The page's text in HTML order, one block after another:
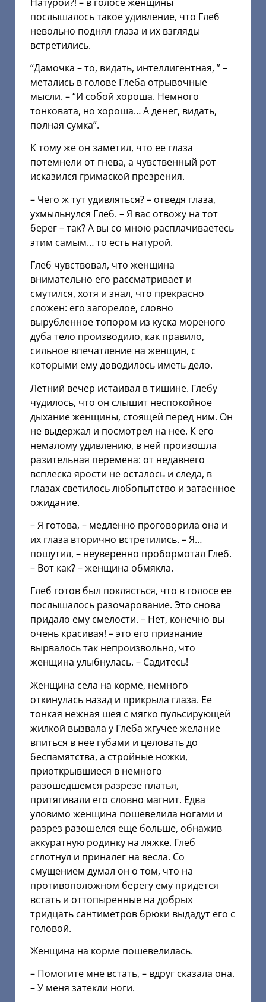
послышалось такое удивление, что Глеб
невольно поднял глаза и их взгляды
встретились.
“Дамочка – то, видать, интеллигентная, ” –
метались в голове Глеба отрывочные
мысли. – “И собой хороша. Немного
тонковата, но хороша… А денег, видать,
полная сумка”.
К тому же он заметил, что ее глаза
потемнели от гнева, а чувственный рот
исказился гримаской презрения.
– Чего ж тут удивляться? – отведя глаза,
ухмыльнулся Глеб. – Я вас отвожу на тот
берег – так? А вы со мною расплачиваетесь
этим самым… то есть натурой.
Глеб чувствовал, что женщина
внимательно его рассматривает и
смутился, хотя и знал, что прекрасно
сложен: его загорелое, словно
вырубленное топором из куска мореного
дуба тело производило, как правило,
сильное впечатление на женщин, с
которыми ему доводилось иметь дело.
Летний вечер истаивал в тишине. Глебу
чудилось, что он слышит неспокойное
дыхание женщины, стоящей перед ним. Он
не выдержал и посмотрел на нее. К его
немалому удивлению, в ней произошла
разительная перемена: от недавнего
всплеска ярости не осталось и следа, в
глазах светилось любопытство и затаенное
ожидание.
– Я готова, – медленно проговорила она и
их глаза вторично встретились. – Я…
пошутил, – неуверенно пробормотал Глеб.
– Вот как? – женщина обмякла.
Глеб готов был поклясться, что в голосе ее
послышалось разочарование. Это снова
придало ему смелости. – Нет, конечно вы
очень красивая! – это его признание
вырвалось так непроизвольно, что
женщина улыбнулась. – Садитесь!
Женщина села на корме, немного
откинулась назад и прикрыла глаза. Ее
тонкая нежная шея с мягко пульсирующей
жилкой вызвала у Глеба жгучее желание
впиться в нее губами и целовать до
беспамятства, а стройные ножки,
приоткрывшиеся в немного
разошедшемся разрезе платья,
притягивали его словно магнит. Едва
уловимо женщина пошевелила ногами и
разрез разошелся еще больше, обнажив
аккуратную родинку на ляжке. Глеб
сглотнул и приналег на весла. Со
смущением думал он о том, что на
противоположном берегу ему придется
встать и оттопыренные на добрых
тридцать сантиметров брюки выдадут его с
головой.
Женщина на корме пошевелилась.
– Помогите мне встать, – вдруг сказала она.
– У меня затекли ноги.